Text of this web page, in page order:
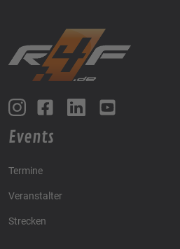
Events
Termine
Veranstalter
Strecken